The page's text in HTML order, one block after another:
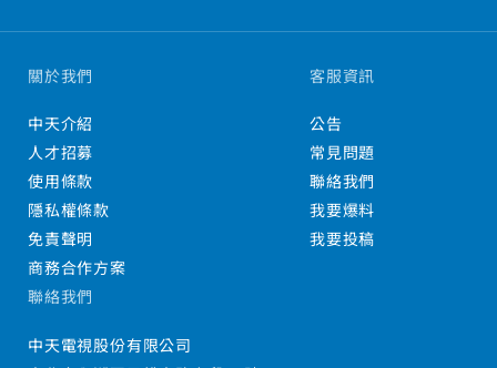
關於我們
中天介紹
人才招募
使用條款
隱私權條款
免責聲明
商務合作方案
客服資訊
公告
常見問題
聯絡我們
我要爆料
我要投稿
聯絡我們
中天電視股份有限公司